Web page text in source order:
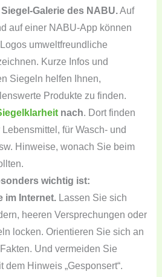
Galerie des NABU.Auf
auf einer NABU-App können
umweltfreundliche
Kurze Infos und
Siegeln helfen Ihnen,
Produkte zu finden.
nach. Dort finden
für Wasch- und
Hinweise, wonach Sie beim
wichtig ist:
im Internet. Lassen Sie sich
heeren Versprechungen oder
locken. Orientieren Sie sich an
Und vermeiden Sie
dem Hinweis „Gesponsert“.